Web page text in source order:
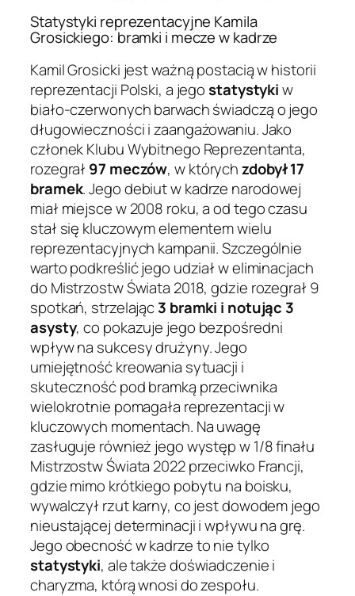
Statystyki reprezentacyjne Kamila
Grosickiego: bramki i mecze w kadrze
Kamil Grosicki jest ważną postacią w historii
reprezentacji Polski, a jegostatystykiw
biało-czerwonych barwach świadczą o jego
długowieczności i zaangażowaniu. Jako
członek Klubu Wybitnego Reprezentanta,
rozegrał 97 meczów, w którychzdobył 17
bramek. Jego debiut w kadrze narodowej
miał miejsce w 2008 roku, a od tego czasu
stał się kluczowym elementem wielu
reprezentacyjnych kampanii. Szczególnie
warto podkreślić jego udział w eliminacjach
do Mistrzostw Świata 2018, gdzie rozegrał 9
spotkań, strzelając3 bramki i notując 3
asysty, co pokazuje jego bezpośredni
wpływ na sukcesy drużyny. Jego
umiejętność kreowania sytuacji i
skuteczność pod bramką przeciwnika
wielokrotnie pomagała reprezentacji w
kluczowych momentach. Na uwagę
zasługuje również jego występ w 1/8 finału
Mistrzostw Świata 2022 przeciwko Francji,
gdzie mimo krótkiego pobytu na boisku,
wywalczył rzut karny, co jest dowodem jego
nieustającej determinacji i wpływu na grę.
Jego obecność w kadrze to nie tylko
statystyki, ale także doświadczenie i
charyzma, którą wnosi do zespołu.